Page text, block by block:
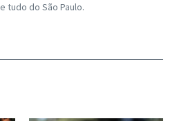
tudo do São Paulo.